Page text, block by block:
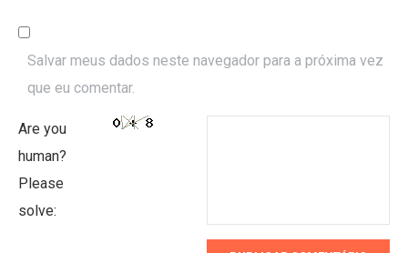
Salvar meus dados neste navegador para a próxima vez
que eu comentar.
Are you
human?
Please
solve: